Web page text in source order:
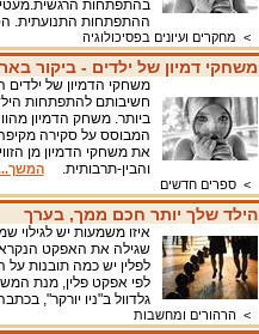
בהתפתחות
ההתפתחות
> מחקרים ועיונים בפסיכולוגיה
משחקי דמיון של ילדים - ביקור
משחקי הדמיון של
חשיבותם להתפתחות הילד
ביותר. משחק הדמיון
המבוסס על סקירה מקיפה
את משחקי הדמיון מן
והבין-תרבותית.
>ספרים חדשים
הילד שלך יותר חכם ממך, בערך
איזו משמעות יש לגילוי
שגילה את האפקט הנקרא
לפלין יש כמה תובנות
גלדוול ב"ניו יורקר",
>הרהורים ומחשבות